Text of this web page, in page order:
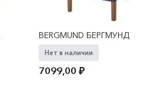
BERGMUND БЕРГМУНД
Нет в наличии
7099,00₽